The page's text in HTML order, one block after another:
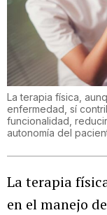
La terapia física,
enfermedad, sí
funcionalidad,
autonomía del
La terapia
en el manejo